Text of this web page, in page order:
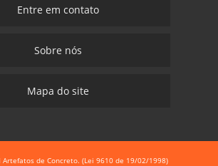
Entre em contato
Sobre nós
Mapa do site
Artefatos de Concreto. (Lei 9610 de 19/02/1998)